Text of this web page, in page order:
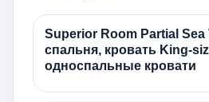
Superior Room Partial Sea
спальня, кровать King-
односпальные кровати